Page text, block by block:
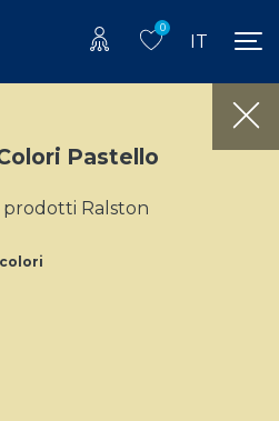
0
IT
Pastello
Ralston